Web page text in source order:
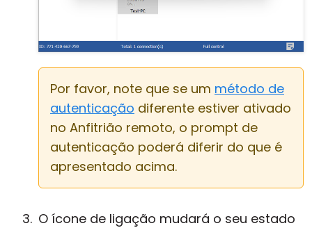
Por favor, note que se um método de
autenticação diferente estiver ativado
no Anfitrião remoto, o prompt de
autenticação poderá diferir do que é
apresentado acima.
O ícone de ligação mudará o seu estado